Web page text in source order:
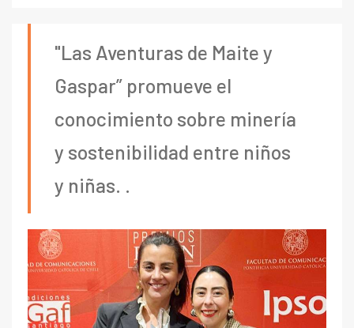
"Las Aventuras de Maite y
Gaspar” promueve el
conocimiento sobre minería
y sostenibilidad entre niños
y niñas. .